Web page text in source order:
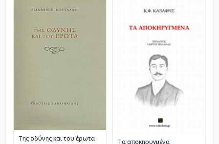
Της οδύνης και του έρωτα Τα αποκηρυγμένα